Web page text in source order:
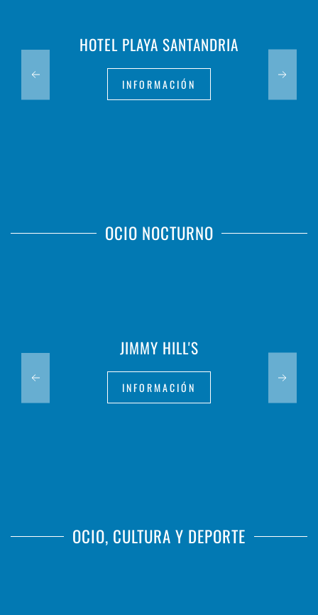
HOTEL PLAYA SANTANDRIA
INFORMACIÓN
OCIO NOCTURNO
JIMMY HILL'S
INFORMACIÓN
OCIO, CULTURA Y DEPORTE